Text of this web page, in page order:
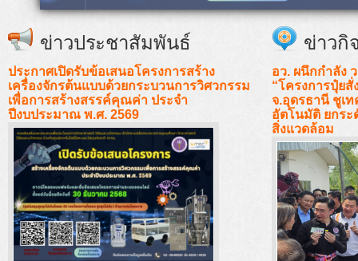
ข่าวประชาสัมพันธ์
ประกาศเปิดรับข้อเสนอโครงการสร้าง
เครื่องจักรต้นแบบด้วยกระบวนการวิศวกรรม
เพื่อการสร้างสรรค์คุณค่า ประจำ
ปีงบประมาณ พ.ศ. 2569
ข่าวกิ
อว. ผนึกกำลัง
“โครงการปุ๋ยสั่
จ.อุดรธานี ชูเ
อัตโนมัติ ยกร
สิ่งแวดล้อม